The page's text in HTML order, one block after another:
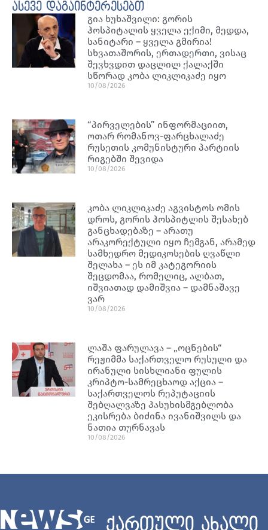
ასევე დაგაინტერესებთ
გია ხუხაშვილი: გორის
ჰოსპიტალის ყველა ექიმი, მედდა,
სანიტარი – ყველა გმირია!
სხვათაშორის, ერთადერთი, ვისაც
შევხვდით დაცლილ ქალაქში
სწორად კობა ლიკლიკაძე იყო
10/08/2026
“პირველების” ინფორმაციით,
ოთარ რომანოვ-ფარცხალაძე
რუსეთის კომუნისტური პარტიის
რიგებში შევიდა
10/08/2026
კობა ლიკლიკაძე აგვისტოს ომის
დროს, გორის ჰოსპიტლის შესახებ
განცხადებაზე – არათუ
არაკორექტული იყო ჩემგან, არამედ
სამხედრო მედიკოსების ღვაწლი
შელახა – ეს იმ კატეგორიის
შეცდომაა, რომელიც, ალბათ,
იშვიათად დამიშვია – დამნაშავე
ვარ
10/08/2026
ლაშა ფარულავა – „ოცნების“
რეჟიმმა საქართველო რუსული და
ირანული სისხლიანი ფულის
კრიპტო-სამრეცხაოდ აქცია –
საქართველოს რეპუტაციის
შებღალვაზე პასუხისმგებლობა
ეკისრება ბიძინა ივანიშვილს და
ნათია თურნავას
10/08/2026
ქართული ახალი